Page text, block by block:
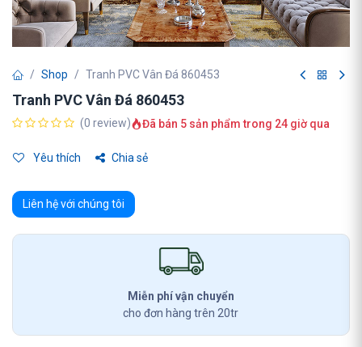
Shop Tranh PVC Vân Đá 860453
Tranh PVC Vân Đá 860453
(0 review) Đã bán 5 sản phẩm trong 24 giờ qua
Yêu thích Chia sẻ
Liên hệ với chúng tôi
Miễn phí vận chuyển
cho đơn hàng trên 20tr